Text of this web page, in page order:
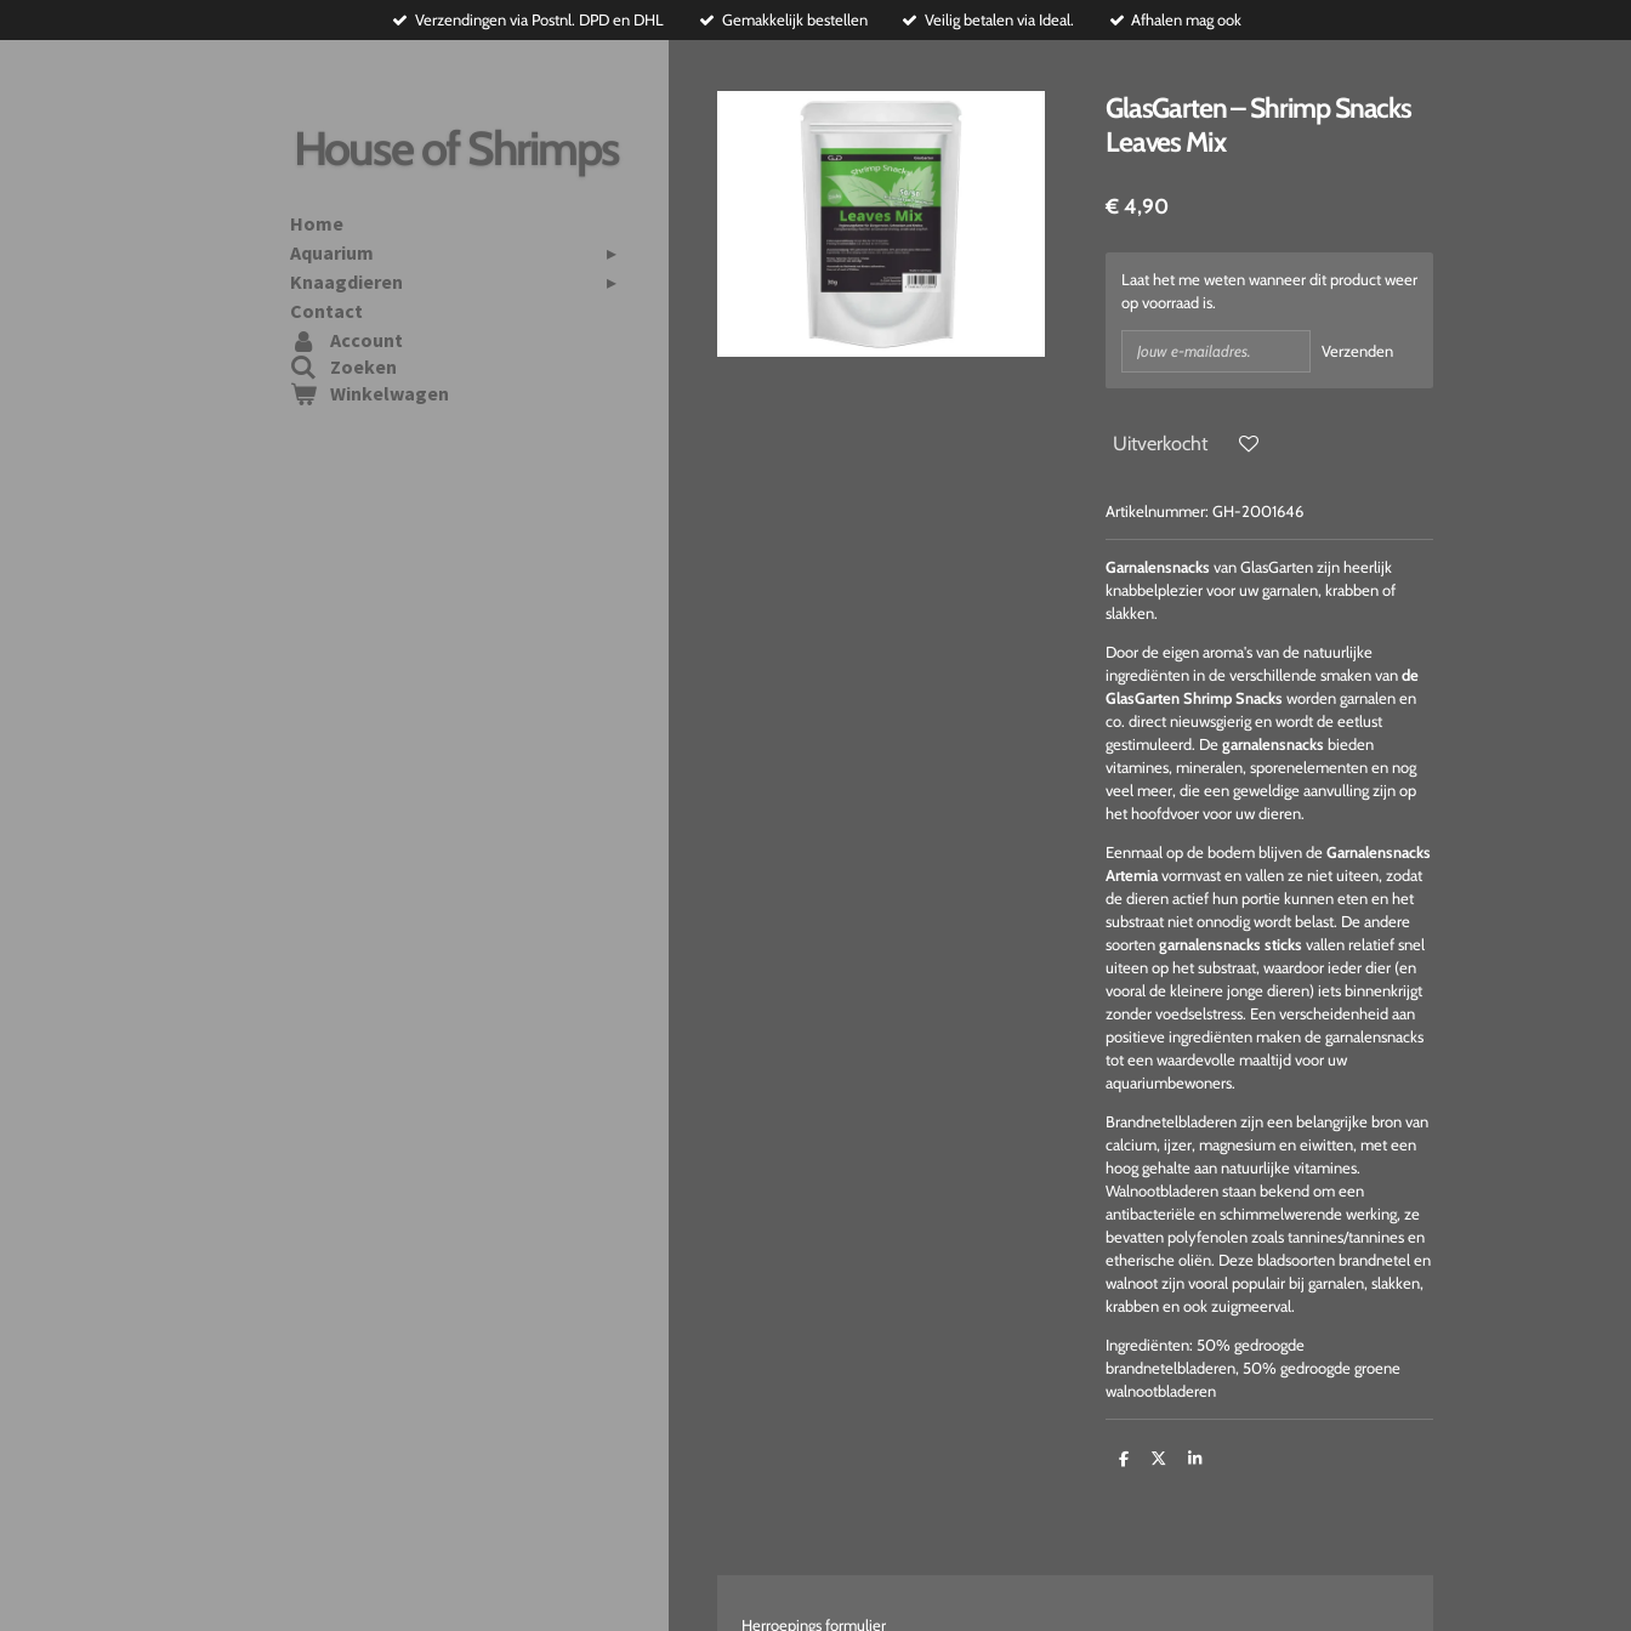
direct
Verzendingen via Postnl. DPD en DHL Gemakkelijk bestellen Veilig betalen via Ideal. Afhalen mag ook
GlasGarten – Shrimp Snacks
Leaves Mix
€ 4,90
Laat het me weten wanneer dit product weer
op voorraad is.
Verzenden
Uitverkocht
Artikelnummer: GH-2001646
Garnalensnacks van GlasGarten zijn heerlijk
knabbelplezier voor uw garnalen, krabben of
slakken.
Door de eigen aroma's van de natuurlijke
ingrediënten in de verschillende smaken vande
GlasGarten Shrimp Snacks worden garnalen en
co. direct nieuwsgierig en wordt de eetlust
gestimuleerd. Degarnalensnacks bieden
vitamines, mineralen, sporenelementen en nog
veel meer, die een geweldige aanvulling zijn op
het hoofdvoer voor uw dieren.
Eenmaal op de bodem blijven deGarnalensnacks
Artemiavormvast en vallen ze niet uiteen, zodat
de dieren actief hun portie kunnen eten en het
substraat niet onnodig wordt belast. De andere
soortengarnalensnacks sticks vallen relatief snel
uiteen op het substraat, waardoor ieder dier (en
vooral de kleinere jonge dieren) iets binnenkrijgt
zonder voedselstress. Een verscheidenheid aan
positieve ingrediënten maken de garnalensnacks
tot een waardevolle maaltijd voor uw
aquariumbewoners.
Brandnetelbladeren zijn een belangrijke bron van
calcium, ijzer, magnesium en eiwitten, met een
hoog gehalte aan natuurlijke vitamines.
Walnootbladeren staan bekend om een
antibacteriële en schimmelwerende werking, ze
bevatten polyfenolen zoals tannines/tannines en
etherische oliën. Deze bladsoorten brandnetel en
walnoot zijn vooral populair bij garnalen, slakken,
krabben en ook zuigmeerval.
Ingrediënten: 50% gedroogde
brandnetelbladeren, 50% gedroogde groene
walnootbladeren
D
D
S
Herroepings formulier
House of Shrimps
Home
Aquarium
Knaagdieren
Contact
Account
Zoeken
Winkelwagen